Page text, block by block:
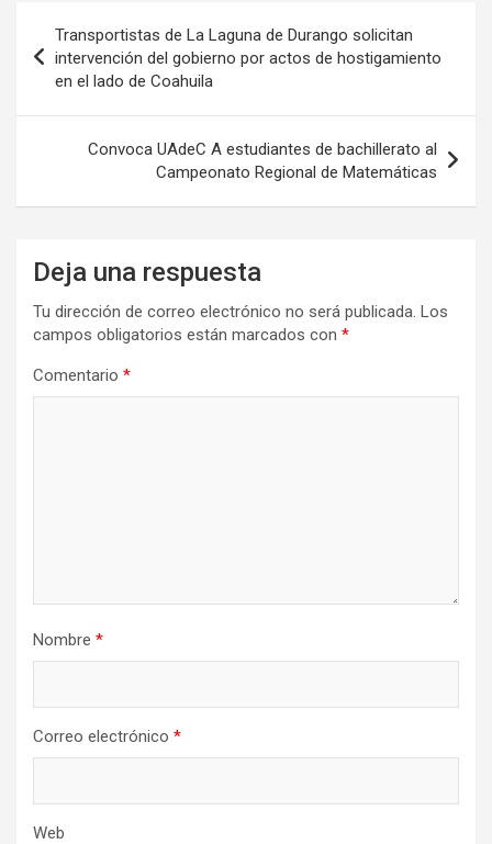
de
entradas
Transportistas de La Laguna de Durango solicitan
intervención del gobierno por actos de hostigamiento
en el lado de Coahuila
Convoca UAdeC A estudiantes de bachillerato al
Campeonato Regional de Matemáticas
Deja una respuesta
Tu dirección de correo electrónico no será publicada. Los
campos obligatorios están marcados con *
Comentario *
Nombre *
Correo electrónico *
Web